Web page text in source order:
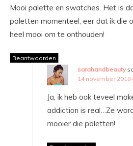
Mooi palette en swatches. Het is
paletten momenteel, eer dat ik die
heel mooi om te onthouden!
Beantwoorden
sarahandbeauty
14 november 2018
Ja, ik heb ook teveel
addiction is real…Ze
mooier die paletten!